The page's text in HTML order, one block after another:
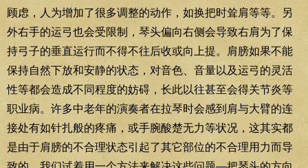
顾虑，人为增加了很多调整的动作，如换把时耸肩等等。另
外右手的运弓也会受限制，琴头偏向右侧会导致右肩为了保
持弓子的垂直运行而不得不往后收或向上提。肩膀如果不能
保持自然下放和安静的状态，对音色、音量以及运弓的灵活
性等都会造成不同程度的妨碍，长此以往甚至会得关节炎等
职业病。许多中老年的演奏者在拉琴时会感到肩与大臂的连
接处有如针扎般的疼痛，或手腕酸楚无力等状况，这其实都
是由于肩膀的不合理状态引起了其它部位的不合理用力而导